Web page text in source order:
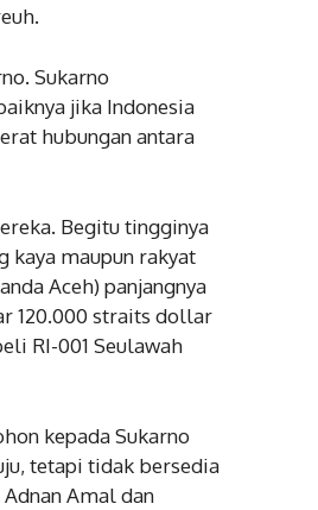
Sukarno
jika Indonesia
hubungan antara
Begitu tingginya
kaya maupun rakyat
Aceh) panjangnya
120.000 straits dollar
RI-001 Seulawah
kepada Sukarno
tetapi tidak bersedia
Amal dan